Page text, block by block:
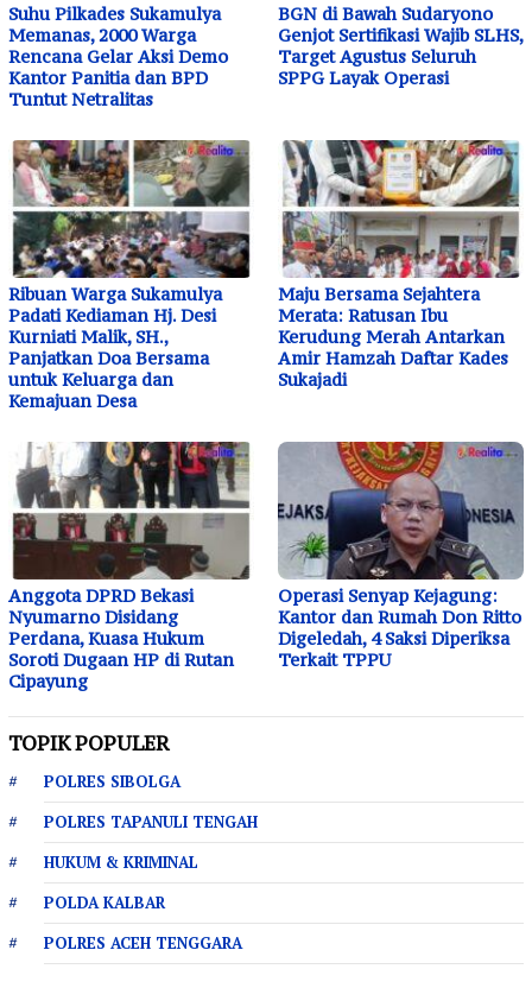
Suhu Pilkades Sukamulya
Memanas, 2000 Warga
Rencana Gelar Aksi Demo
Kantor Panitia dan BPD
Tuntut Netralitas
BGN di Bawah Sudaryono
Genjot Sertifikasi Wajib SLHS,
Target Agustus Seluruh
SPPG Layak Operasi
Ribuan Warga Sukamulya
Padati Kediaman Hj. Desi
Kurniati Malik, SH.,
Panjatkan Doa Bersama
untuk Keluarga dan
Kemajuan Desa
Maju Bersama Sejahtera
Merata: Ratusan Ibu
Kerudung Merah Antarkan
Amir Hamzah Daftar Kades
Sukajadi
Anggota DPRD Bekasi
Nyumarno Disidang
Perdana, Kuasa Hukum
Soroti Dugaan HP di Rutan
Cipayung
Operasi Senyap Kejagung:
Kantor dan Rumah Don Ritto
Digeledah, 4 Saksi Diperiksa
Terkait TPPU
TOPIK POPULER
POLRES SIBOLGA
POLRES TAPANULI TENGAH
HUKUM & KRIMINAL
POLDA KALBAR
POLRES ACEH TENGGARA